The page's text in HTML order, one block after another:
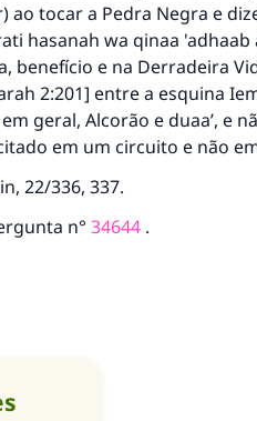
ao tocar a Pedra Negra e
hasanah wa qinaa
benefício e na Derradeira
2:201] entre a esquina
geral, Alcorão e duaa’, e
em um circuito e não
22/336, 337.
n° 34644 .
110845 salvou
nos a responder à
O Profeta ﷺ disse,
outros a fazer o que
recompensa que aqueles que